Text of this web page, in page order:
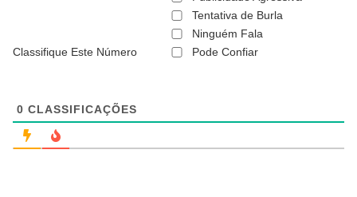
a
ó
Classifique Este Número
Tentativa de Burla
Ninguém Fala
Pode Confiar
0 CLASSIFICAÇÕES